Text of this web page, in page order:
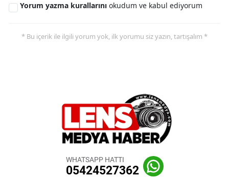
Yorum yazma kurallarını okudum ve kabul ediyorum
* Bu içerik ile ilgili yorum yok, ilk yorumu siz yazın, tartışalım *
WHATSAPP HATTI
05424527362